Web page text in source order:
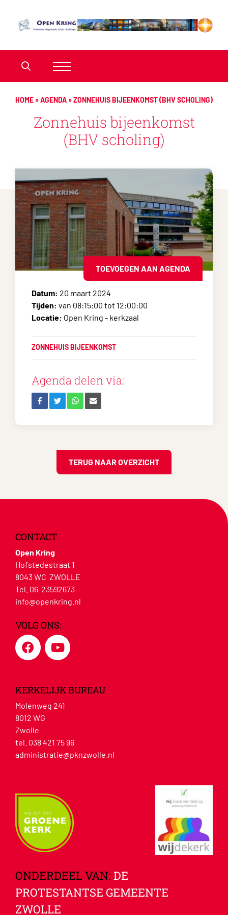
HOME »AGENDA »ZONNEHUIS BIJEENKOMST (BHV SCHOLING)
Zonnehuis bijeenkomst
(BHV scholing)
TOEVOEGEN AAN AGENDA
Datum: 20 maart 2024
Tijden: van 08:15:00 tot 12:00:00
Locatie: Open Kring - kerkzaal
ZONNEHUIS BIJEENKOMST
Agenda delen via:
TERUG NAAR OVERZICHT
CONTACT
Open Kring
Hofstedestraat 1
8043 WC ZWOLLE
Tel. 06-23592673
info@openkring.nl
VOLG ONS:
KERKELIJK BUREAU
Molenweg 241
8012 WG
Zwolle
tel. 038 421 75 96
administratie@pknzwolle.nl
ONDERDEEL VAN: DE
PROTESTANTSE GEMEENTE
ZWOLLE